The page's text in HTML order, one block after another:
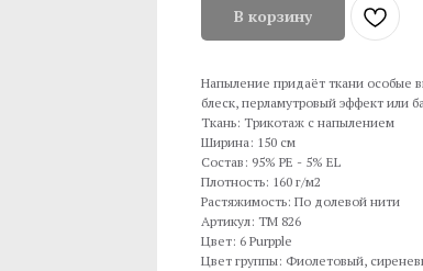
В корзину
Напыление придаёт ткани особые
блеск, перламутровый эффект или
Ткань: Трикотаж с напылением
Ширина: 150 см
Состав: 95% PE - 5% EL
Плотность: 160 г/м2
Растяжимость: По долевой нити
Артикул: TM 826
Цвет: 6 Purpple
Цвет группы: Фиолетовый,